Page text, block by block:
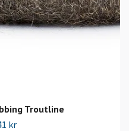
Troutline
kr